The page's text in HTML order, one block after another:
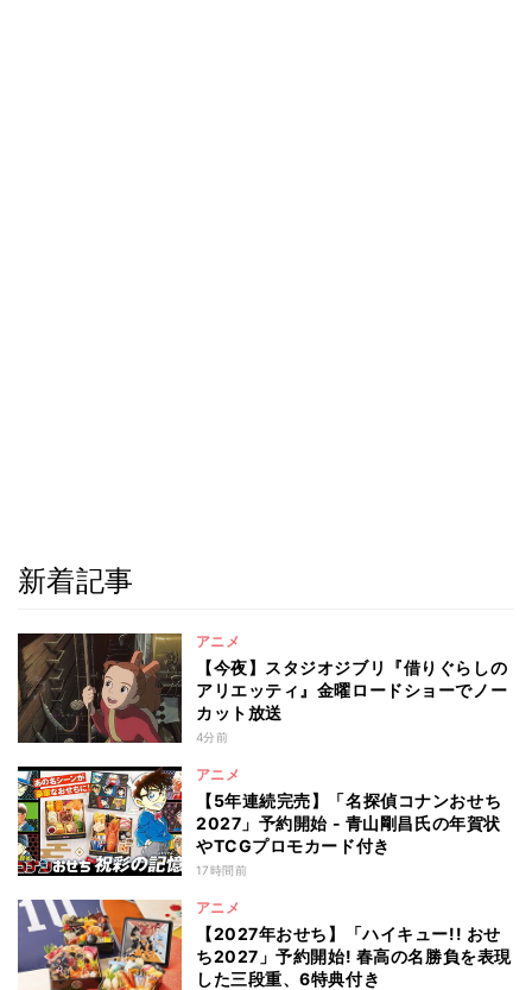
新着記事
アニメ
【今夜】スタジオジブリ『借りぐらしの
アリエッティ』金曜ロードショーでノー
カット放送
4分前
アニメ
【5年連続完売】「名探偵コナンおせち
2027」予約開始 - 青山剛昌氏の年賀状
やTCGプロモカード付き
17時間前
アニメ
【2027年おせち】「ハイキュー!! おせ
ち2027」予約開始! 春高の名勝負を表現
した三段重、6特典付き